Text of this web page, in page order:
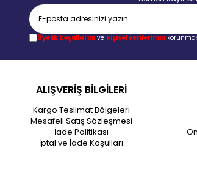
Üyelik koşullarınıve kişisel verilerimin
ALIŞVERİŞ BİLGİLERİ
Kargo Teslimat Bölgeleri
Mesafeli Satış Sözleşmesi
İade Politikası
İptal ve İade Koşulları